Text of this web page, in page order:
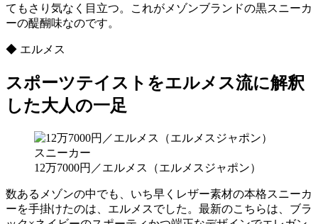
てもさり気なく目立つ。これがメゾンブランドの黒スニーカ
ーの醍醐味なのです。
◆ エルメス
スポーツテイストをエルメス流に解釈
した大人の一足
12万7000円／エルメス（エルメスジャポン）
数あるメゾンの中でも、いち早くレザー素材の本格スニーカ
ーを手掛けたのは、エルメスでした。最新のこちらは、ブラ